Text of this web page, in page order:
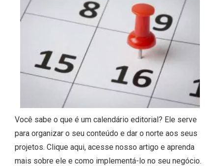
Você sabe o que é um calendário editorial? Ele serve
para organizar o seu conteúdo e dar o norte aos seus
projetos. Clique aqui, acesse nosso artigo e aprenda
mais sobre ele e como implementá-lo no seu negócio.